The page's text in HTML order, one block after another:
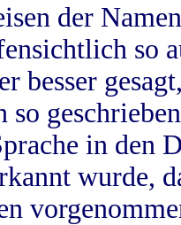
der
so
besser
so
in
wurde,